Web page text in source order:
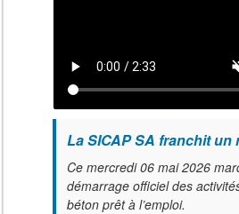
La SICAP SA franchit un
Ce mercredi 06 mai 2026
démarrage officiel des
béton prêt à l’emploi.